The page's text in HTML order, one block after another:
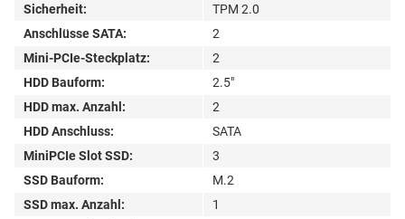
Sicherheit:
TPM 2.0
Anschlüsse SATA:
2
Mini-PCIe-Steckplatz:
2
HDD Bauform:
2.5"
HDD max. Anzahl:
2
HDD Anschluss:
SATA
MiniPCIe Slot SSD:
3
SSD Bauform:
M.2
SSD max. Anzahl:
1